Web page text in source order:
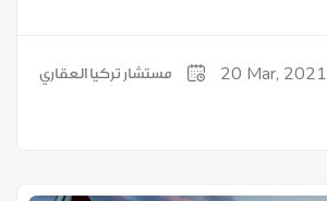
مستشار تركيا العقاري 20 Mar, 2021